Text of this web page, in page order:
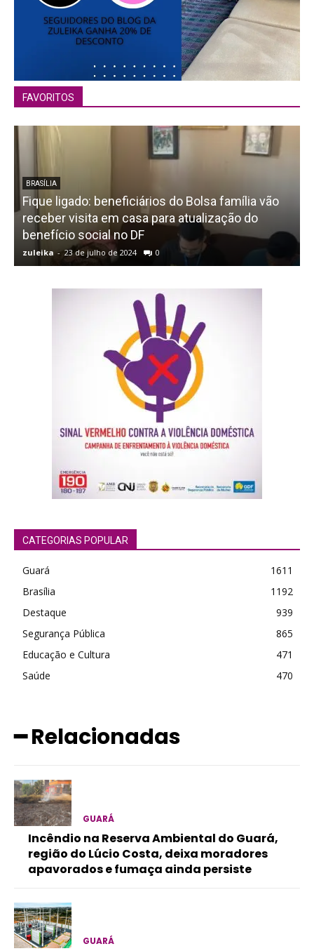
FAVORITOS
BRASÍLIA
Fique ligado: beneficiários do Bolsa família vão
receber visita em casa para atualização do
benefício social no DF
zuleika - 23 de julho de 2024 0
CATEGORIAS POPULAR
Guará
1611
Brasília
1192
Destaque
939
Segurança Pública
865
Educação e Cultura
471
Saúde
470
━ Relacionadas
GUARÁ
Incêndio na Reserva Ambiental do Guará,
região do Lúcio Costa, deixa moradores
apavorados e fumaça ainda persiste
GUARÁ